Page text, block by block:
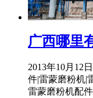
广西哪里
2013年10月12
件|雷蒙磨粉机|
雷蒙磨粉机配